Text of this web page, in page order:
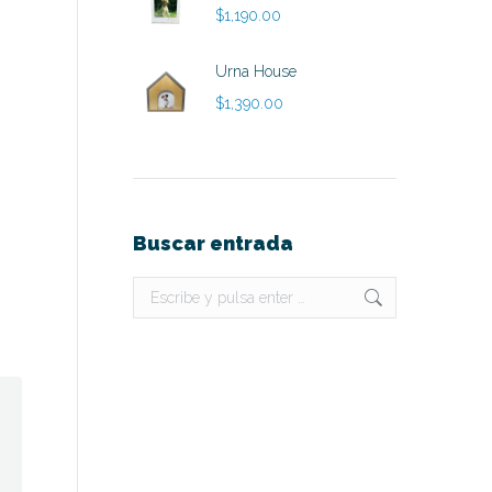
$1,190.00
Urna House
$1,390.00
Buscar entrada
Buscar: